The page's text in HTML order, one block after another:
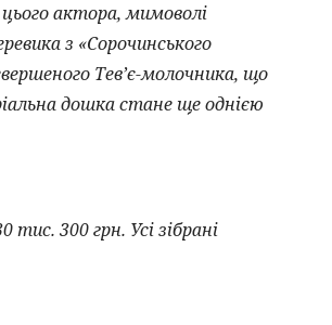
актора, мимоволі
з «Сорочинського
Тев’є-молочника, що
дошка стане ще однією
300 грн. Усі зібрані